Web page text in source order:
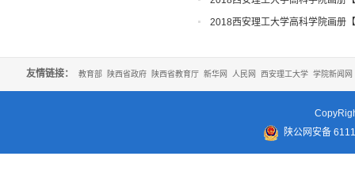
2018西安理工大学高科学院画册
友情链接： 教育部 陕西省政府 陕西省教育厅 新华网 人民网 西安理工大学 学院新闻网
陕公网安备